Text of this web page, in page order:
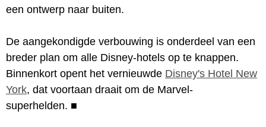
een ontwerp naar buiten.
De aangekondigde verbouwing is onderdeel van een
breder plan om alle Disney-hotels op te knappen.
Binnenkort opent het vernieuwde Disney's Hotel New
York, dat voortaan draait om de Marvel-
superhelden. ■